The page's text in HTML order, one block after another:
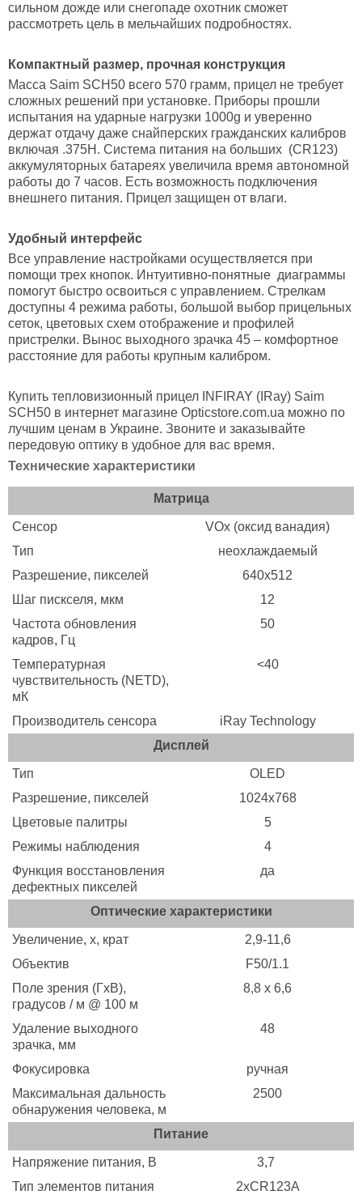
сильном дожде или снегопаде охотник сможет
рассмотреть цель в мельчайших подробностях.
Компактный размер, прочная конструкция
Масса Saim SCH50 всего 570 грамм, прицел не требует
сложных решений при установке. Приборы прошли
испытания на ударные нагрузки 1000g и уверенно
держат отдачу даже снайперских гражданских калибров
включая .375H. Система питания на больших (CR123)
аккумуляторных батареях увеличила время автономной
работы до 7 часов. Есть возможность подключения
внешнего питания. Прицел защищен от влаги.
Удобный интерфейс
Все управление настройками осуществляется при
помощи трех кнопок. Интуитивно-понятные диаграммы
помогут быстро освоиться с управлением. Стрелкам
доступны 4 режима работы, большой выбор прицельных
сеток, цветовых схем отображение и профилей
пристрелки. Вынос выходного зрачка 45 – комфортное
расстояние для работы крупным калибром.
Купить тепловизионный прицел INFIRAY (IRay) Saim
SCH50 в интернет магазине Opticstore.com.ua можно по
лучшим ценам в Украине. Звоните и заказывайте
передовую оптику в удобное для вас время.
Технические характеристики
Матрица
Сенсор
VOx (оксид ванадия)
Тип
неохлаждаемый
Разрешение, пикселей
640х512
Шаг пискселя, мкм
12
Частота обновления
кадров, Гц
50
Температурная
чувствительность (NETD),
мК
<40
Производитель сенсора
iRay Technology
Дисплей
Тип
OLED
Разрешение, пикселей
1024х768
Цветовые палитры
5
Режимы наблюдения
4
Функция восстановления
дефектных пикселей
да
Оптические характеристики
Увеличение, х, крат
2,9-11,6
Объектив
F50/1.1
Поле зрения (ГхВ),
градусов / м @ 100 м
8,8 x 6,6
Удаление выходного
зрачка, мм
48
Фокусировка
ручная
Максимальная дальность
обнаружения человека, м
2500
Питание
Напряжение питания, B
3,7
Тип элементов питания
2xCR123A